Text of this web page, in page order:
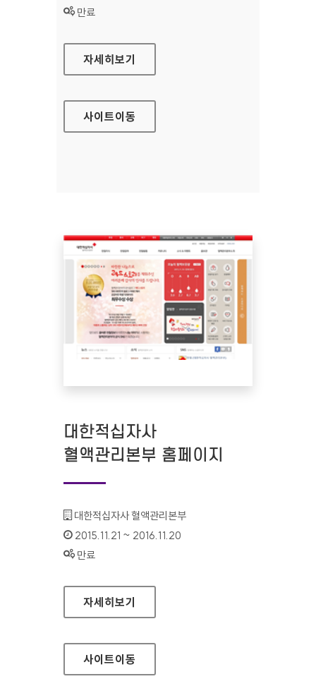
상태 :
만료
현대 하이라이프 손해사정 홈페이지
자세히보기
사이트이동
대한적십자사
혈액관리본부 홈페이지
기관명 :
대한적십자사 혈액관리본부
인증기간 :
2015.11.21 ~ 2016.11.20
상태 :
만료
대한적십자사 혈액관리본부 홈페이지
자세히보기
사이트이동